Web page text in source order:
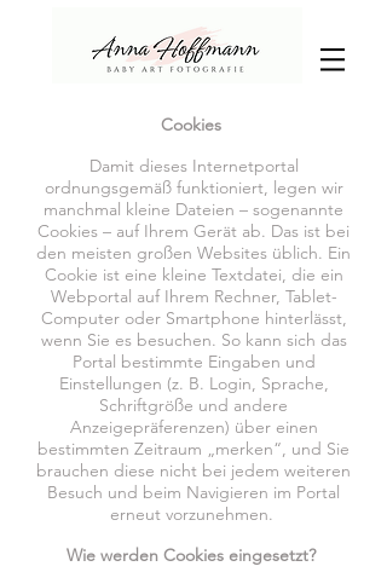
Cookies
Damit dieses Internetportal
ordnungsgemäß funktioniert, legen wir
manchmal kleine Dateien – sogenannte
Cookies – auf Ihrem Gerät ab. Das ist bei
den meisten großen Websites üblich. Ein
Cookie ist eine kleine Textdatei, die ein
Webportal auf Ihrem Rechner, Tablet-
Computer oder Smartphone hinterlässt,
wenn Sie es besuchen. So kann sich das
Portal bestimmte Eingaben und
Einstellungen (z. B. Login, Sprache,
Schriftgröße und andere
Anzeigepräferenzen) über einen
bestimmten Zeitraum „merken“, und Sie
brauchen diese nicht bei jedem weiteren
Besuch und beim Navigieren im Portal
erneut vorzunehmen.
Wie werden Cookies eingesetzt?